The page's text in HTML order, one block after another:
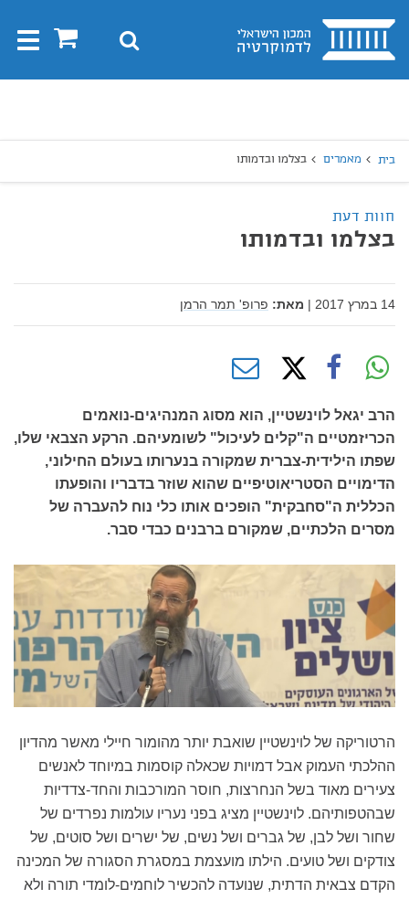
בית 0 חיפוש
בית מאמרים בצלמו ובדמותו
חוות דעת
בצלמו ובדמותו
14 במרץ 2017 | מאת: פרופ' תמר הרמן
הרב יגאל לוינשטיין, הוא מסוג המנהיגים-נואמים
הכריזמטיים ה"קלים לעיכול" לשומעיהם. הרקע הצבאי שלו,
שפתו הילידית-צברית שמקורה בנערותו בעולם החילוני,
הדימויים הסטריאוטיפיים שהוא שוזר בדבריו והופעתו
הכללית ה"סחבקית" הופכים אותו כלי נוח להעברה של
מסרים הלכתיים, שמקורם ברבנים כבדי סבר.
הרטוריקה של לוינשטיין שואבת יותר מהומור חיילי מאשר מהדיון
ההלכתי העמוק אבל דמויות שכאלה קוסמות במיוחד לאנשים
צעירים מאוד בשל הנחרצות, חוסר המורכבות והחד-צדדיות
שבהטפותיהם. לוינשטיין מציג בפני נעריו עולמות נפרדים של
שחור ושל לבן, של גברים ושל נשים, של ישרים ושל סוטים, של
צודקים ושל טועים. הילתו מועצמת במסגרת הסגורה של המכינה
הקדם צבאית הדתית, שנועדה להכשיר לוחמים-לומדי תורה ולא